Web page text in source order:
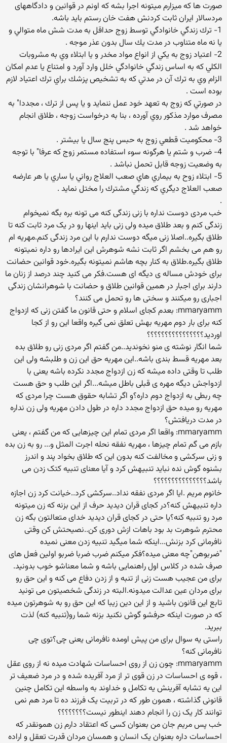
صورت ها که میزارم میتونه اجرا بشه که اونم در قوانین و دادگاههای
مردسالار ایران ثابت کردنش هفت خان رستم باید باشه.
1- ترك زندگي خانوادگي توسط زوج حداقل به مدت شش ماه متوالي و
يا نه ماه متناوب در مدت يك سال بدون عذر موجه .
2- اعتياد زوج به يكي از انواع مواد مخدر و يا ابتلاء وي به مشروبات
الكلي كه به اساس زندگي خانوادگي خلل وارد آورد و امتناع يا عدم امكان
الزام وي به ترك آن در مدتي كه به تشخيص پزشك براي ترك اعتياد لازم
بوده است .
در صورتي كه زوج به تعهد خود عمل ننمايد و يا پس از ترك ، مجددا" به
مصرف موارد مذكور روي آورده ، بنا به درخواست زوجه ، طلاق انجام
خواهد شد .
3- محكوميت قطعي زوج به حبس پنج سال يا بيشتر .
4- ضرب و شتم يا هرگونه سوء استفاده مستمر زوج كه عرفا" با توجه
به وضعيت زوجه قابل تحمل نباشد .
5- ابتلاء زوح به بيماري هاي صعب العلاج رواني يا ساري يا هر عارضه
صعب العلاج ديگري كه زندگي مشترك را مختل نمايد .
.
خب مردی دوست نداره با زنی زندگی کنه می تونه بره بگه نمیخوام
زندگی کنم و بعد طلاق میده ولی زنی باید اینها رو در یک مرد ثابت کنه تا
طلاق بگیره..اصلا زنی میگه دوست ندارم با این مرد زندگی کنم.مهریه ام
رو هم می بخشم اگر ثابت نشه شوهرش این ایرادها رو داره نمیتونه
طلاق بگیره.طلاق به کنار بچه هاشم نمیتونه بگیره.خود قوانین حضانت
برای خودش مساله ی دیگه ای هست.فکر می کنید چند درصد از زنان ما
دارند برای اجبار در همین قوانین طلاق و حضانت با شوهرانشان زندگی
اجباری رو میکنند و سختی ها رو تحمل می کنند؟
mmaryamm: بعدم کجای اسلام و حتی قانون ما گفتن زنی که ازدواج
کنه برای بار دوم مهریه بهش تعلق نمی گیره واقعا این رو از کجا
اوردید؟؟؟؟؟؟؟؟؟؟؟؟؟؟؟؟
شما انگار نوشته ی منو نخوندید..من گفتم اگر مردی زنی رو طلاق بده
بعد مهریه قسط بندی باشه..این مهریه حق این زن و طلبشه ولی این
طلب تا وقتی داده میشه که زن ازدواج مجدد نکرده باشه یعنی با
ازدواجش دیگه مهره ی قبلی باطل میشه...اگر این طلب و حق هست
چه ربطی به ازدواج دوم داره؟و اگر تشابه حقوق هست چرا مردی که
مهریه رو میده حق ازدواج مجدد داره در طول دادن مهریه ولی زن نداره
در مدت دریافتش؟
mmaryamm: واقعا اگر مردی تمام این چیزهایی که من گفتم ، یعنی
بازم می گم تمام چیزها ، مهریه نفقه نحله اجرت المثل و... رو به زن بده
و زنی سرکشی و مخالفت کنه بدون این که طلاق بخواد پند و اندرز
بشنوه گوش نده نباید تنبیهش کرد و آیا معنای تنبیه کتک زدن می
باشد؟؟؟؟؟؟؟؟؟؟؟؟؟؟؟
خانوم مریم .ایا اگر مردی نفقه نداد..سرکشی کرد..خیانت کرد زن اجازه
داره تنبیهش کنه؟در کجای قران دیدید حرف از این بزنه که زن میتونه
مرد رو تنبیه کنه؟یا حتی در کجای قران دیدید خدای متعالتون بگه زن
محترم شوهرت بد بود باهات ازش دوری کن..نصیحتش کن وقتی
نافرمانی کرد بزنش...اینکه شما میگید تنبیه زدن معنی نمیده
"ضربوهن"چه معنی میده؟فکر میکنم ضرب ضربا ضربو اولین فعل های
صرف شده در کلاس اول راهنمایی باشه و شما معناشو خوب بدونید.
برای من عجیب هست زنی از تنبه و از زدن دفاع می کنه و این حق رو
برای مردان عین عدالت میدونه.البته در زندگی شخصیتون می تونید
تابع این قانون باشید و از این دین زیبا که این حق رو به شوهرتون میده
که در صورت اینکه حرفشو گوش نکنید بزنه شما رو(تنبیه کنه) لذت
ببرید.
راستی یه سوال برای من پیش اومده نافرمانی یعنی چی؟توی چی
نافرمانی کنه؟
mmaryamm: چون زن از روی احساسات شهادت میده نه از روی عقل
، قوه ی احساسات در زن قوی تر از مرد آفریده شده و در مرد ضعیف تر
این یه تشابه آفرینش یه تکامل و خداوند به واسطه این تکامل چنین
قانونی گذاشته ، همون طور که در تربیت یک فرزند ده تا مرد هم نمی
توانند کار یک زن را انجام دهند اینطور نیست؟؟؟؟؟؟؟؟
خب پس مریم جان من بعنوان کسی که اعتقاد دارم زن همونقدر که
احساسات داره بعنوان یک انسان و همسان مردان قدرت تعقل و اراده